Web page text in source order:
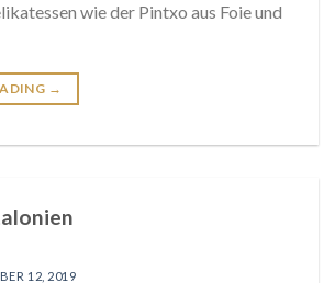
wie der Pintxo aus Foie und
→
12, 2019